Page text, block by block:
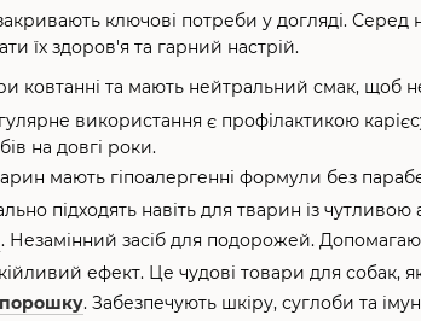
ключові потреби у догляді. Серед
їх здоров'я та гарний настрій.
ковтанні та мають нейтральний смак, щоб
використання є профілактикою
на довгі роки.
мають гіпоалергенні формули без
підходять навіть для тварин із
. Незамінний засіб для подорожей.
ефект. Це чудові товари для собак,
порошку. Забезпечують шкіру, суглоби та